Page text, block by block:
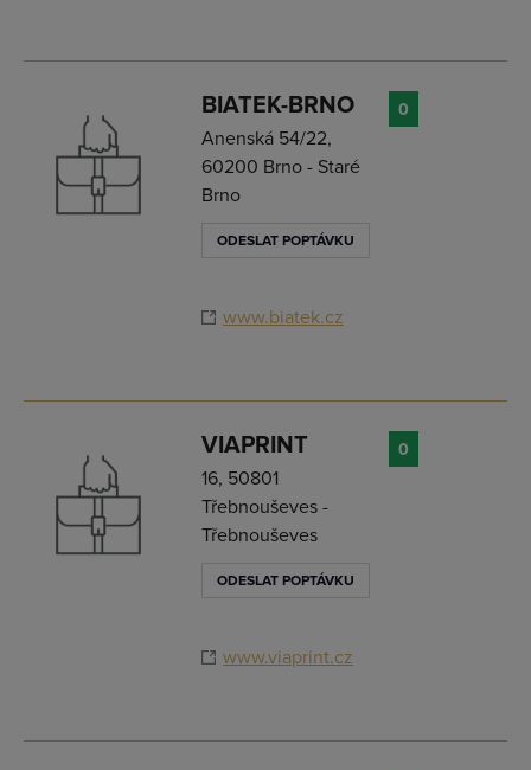
BIATEK-BRNO
Anenská 54/22,
60200 Brno - Staré
Brno
ODESLAT POPTÁVKU
www.biatek.cz
0
VIAPRINT
16, 50801
Třebnouševes -
Třebnouševes
ODESLAT POPTÁVKU
www.viaprint.cz
0